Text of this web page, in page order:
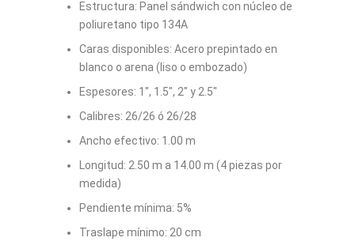
Estructura: Panel sándwich con núcleo de
poliuretano tipo 134A
Caras disponibles: Acero prepintado en
blanco o arena (liso o embozado)
Espesores: 1″, 1.5″, 2″ y 2.5″
Calibres: 26/26 ó 26/28
Ancho efectivo: 1.00 m
Longitud: 2.50 m a 14.00 m (4 piezas por
medida)
Pendiente mínima: 5%
Traslape mínimo: 20 cm